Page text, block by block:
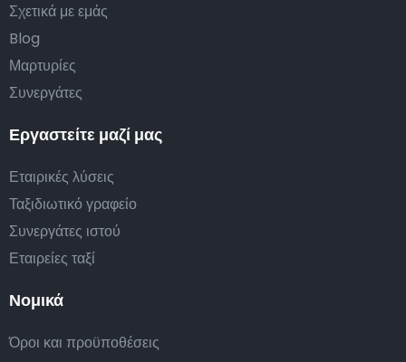
Σχετικά με εμάς
Blog
Μαρτυρίες
Συνεργάτες
Εργαστείτε μαζί μας
Εταιρικές λύσεις
Ταξιδιωτικό γραφείο
Συνεργάτες ιστού
Εταιρείες ταξί
Νομικά
Όροι και προϋποθέσεις